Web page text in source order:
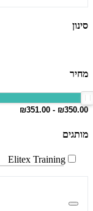
סינון
מחיר
מותגים
Elitex Training